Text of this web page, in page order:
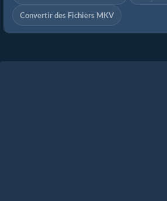
Convertir des Fichiers MKV